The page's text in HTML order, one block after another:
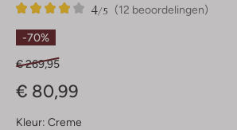
(12 beoordelingen)
4/5
12
4
Sterren
-70%
€ 269,95
€ 80,99
Kleur: Creme